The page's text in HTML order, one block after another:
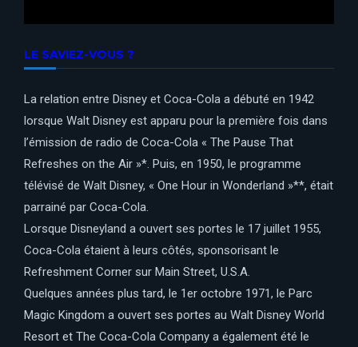
LE SAVIEZ-VOUS ?
La relation entre Disney et Coca-Cola a débuté en 1942
lorsque Walt Disney est apparu pour la première fois dans
l’émission de radio de Coca-Cola « The Pause That
Refreshes on the Air »*. Puis, en 1950, le programme
télévisé de Walt Disney, « One Hour in Wonderland »**, était
parrainé par Coca-Cola.
Lorsque Disneyland a ouvert ses portes le 17 juillet 1955,
Coca-Cola étaient à leurs côtés, sponsorisant le
Refreshment Corner sur Main Street, U.S.A.
Quelques années plus tard, le 1er octobre 1971, le Parc
Magic Kingdom a ouvert ses portes au Walt Disney World
Resort et The Coca-Cola Company a également été le